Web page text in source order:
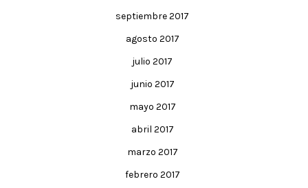
septiembre 2017
agosto 2017
julio 2017
junio 2017
mayo 2017
abril 2017
marzo 2017
febrero 2017